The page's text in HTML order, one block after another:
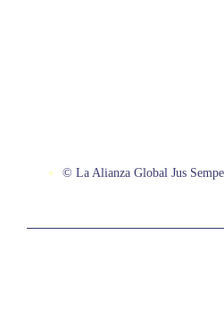
© La Alianza Global Jus